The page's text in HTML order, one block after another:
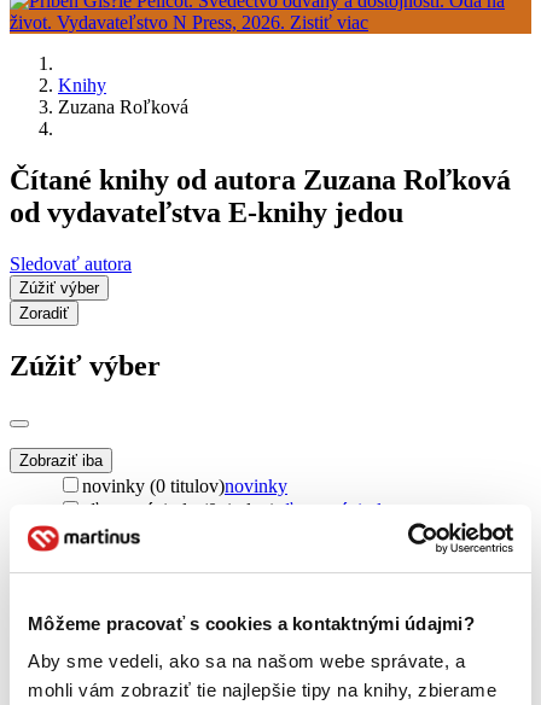
Môžeme pracovať s cookies a kontaktnými údajmi?
Aby sme vedeli, ako sa na našom webe správate, a
mohli vám zobraziť tie najlepšie tipy na knihy, zbierame
Knihy
Zuzana Roľková
Čítané knihy od autora Zuzana Roľková
od vydavateľstva E-knihy jedou
Sledovať autora
Zúžiť výber
Zoradiť
Zúžiť výber
Zobraziť iba
novinky (0 titulov)novinky
zľavnené tituly (0 titulov) zľavnené tituly
Dostupnosť
na centrálnom sklade (0 titulov)na centrálnom sklade
pripravujeme (0 titulov)pripravujeme
dostupná (bez vypredaných) (0 titulov)
dostupná (bez
vypredaných)